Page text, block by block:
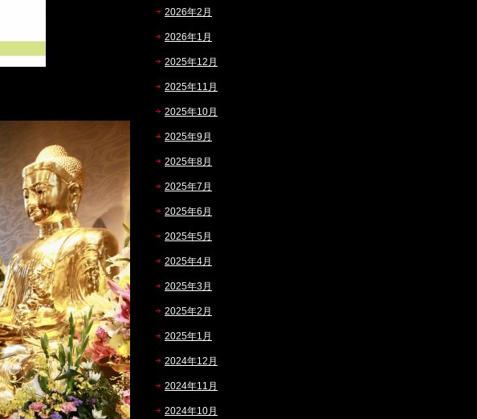
2026年2月
2026年1月
2025年12月
2025年11月
2025年10月
2025年9月
2025年8月
2025年7月
2025年6月
2025年5月
2025年4月
2025年3月
2025年2月
2025年1月
2024年12月
2024年11月
2024年10月